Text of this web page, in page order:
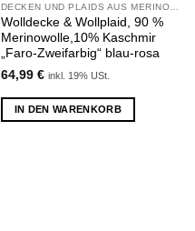
Wolldecke & Wollplaid, 90 %
Merinowolle,10% Kaschmir
„Faro-Zweifarbig“ blau-rosa
64,99 € inkl. 19% USt.
IN DEN WARENKORB